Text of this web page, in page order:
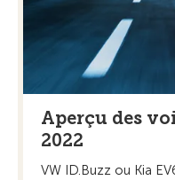
Aperçu des
2022
VW ID.Buzz ou Kia